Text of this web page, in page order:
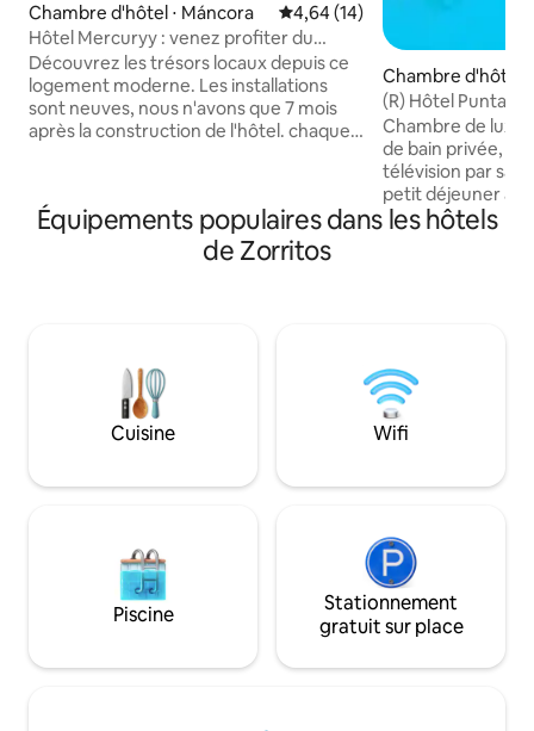
Chambre d'hôtel ⋅ Máncora Évaluation moyenne sur la
4,64 (14)
Hôtel Mercuryy : venez profiter du
meilleur de la mer
Découvrez les trésors locaux depuis ce
logement moderne. Les installations
sont neuves, nous n'avons que 7 mois
après la construction de l'hôtel. chaque
pouces matelas neufs et confortables.
Les chambres sont spacieuses et
disposent de tout ce dont les clients ont
besoin de la climatisation, de
parking privé
Chambre d'hôtel
(R) Hôtel Punta
Mancora
Chambre de luxe
de bain privée,
télévision par
petit déjeuner
de Máncora,
Mar « El Verano
Summer Never Ends)…..
et profitez de nos
Équipements populaires dans les hôtels
de Zorritos
Cuisine Wifi
Piscine
Stationnement
gratuit sur place